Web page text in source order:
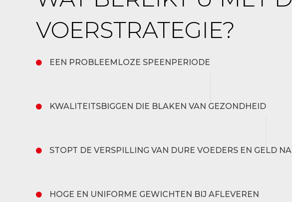
VOERSTRATEGIE?
EEN PROBLEEMLOZE SPEENPERIODE
KWALITEITSBIGGEN DIE BLAKEN VAN GEZONDHEID
STOPT DE VERSPILLING VAN DURE VOEDERS EN GELD
HOGE EN UNIFORME GEWICHTEN BIJ AFLEVEREN